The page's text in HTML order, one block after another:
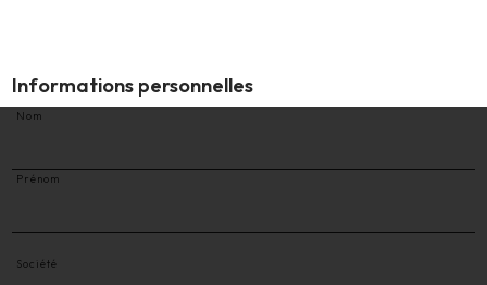
Informations personnelles
Nom
Prénom
Société